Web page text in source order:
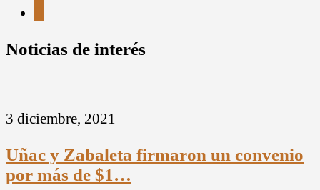
Noticias de interés
3 diciembre, 2021
Uñac y Zabaleta firmaron un convenio
por más de $1…